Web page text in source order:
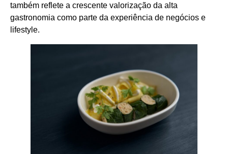
também reflete a crescente valorização da alta
gastronomia como parte da experiência de negócios e
lifestyle.